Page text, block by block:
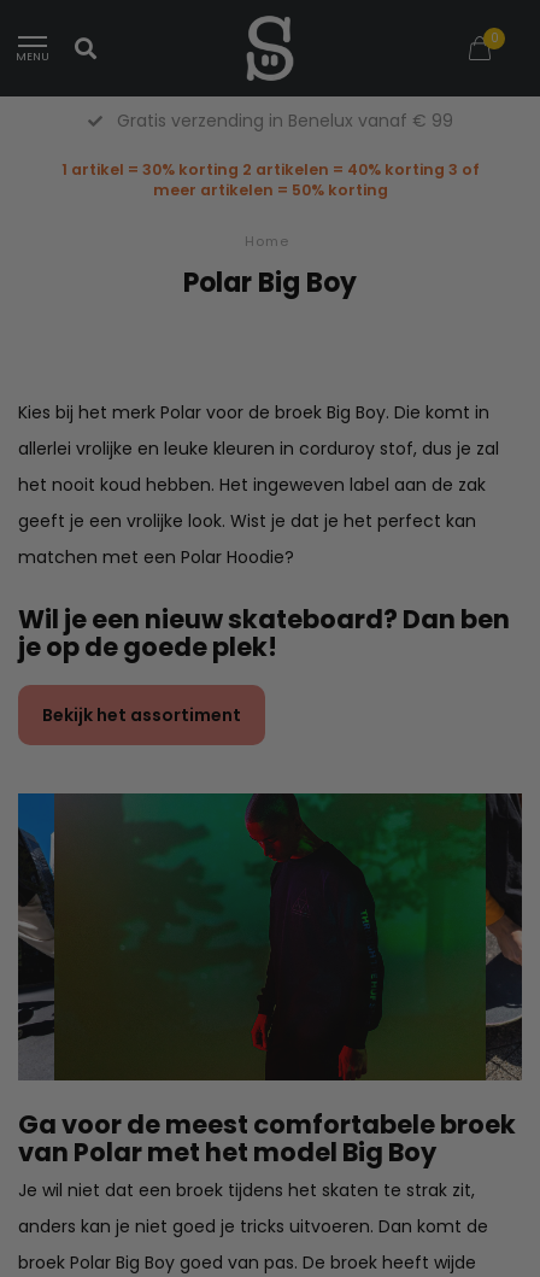
MENU
0
Gratis verzending in Benelux vanaf € 99
1 artikel = 30% korting 2 artikelen = 40% korting 3 of
meer artikelen = 50% korting
Home
Polar Big Boy
Kies bij het merk Polar voor de broek Big Boy. Die komt in
allerlei vrolijke en leuke kleuren in corduroy stof, dus je zal
het nooit koud hebben. Het ingeweven label aan de zak
geeft je een vrolijke look. Wist je dat je het perfect kan
matchen met een Polar Hoodie?
Wil je een nieuw skateboard? Dan ben
je op de goede plek!
Bekijk het assortiment
Ga voor de meest comfortabele broek
van Polar met het model Big Boy
Je wil niet dat een broek tijdens het skaten te strak zit,
anders kan je niet goed je tricks uitvoeren. Dan komt de
broek Polar Big Boy goed van pas. De broek heeft wijde